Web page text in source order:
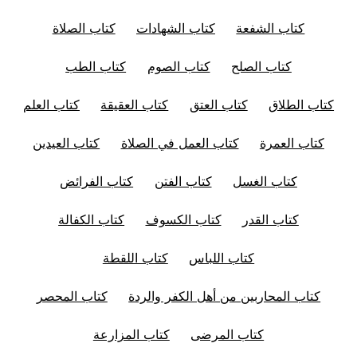
كتاب الشفعة كتاب الشهادات كتاب الصلاة
كتاب الصلح كتاب الصوم كتاب الطب
كتاب الطلاق كتاب العتق كتاب العقيقة كتاب العلم
كتاب العمرة كتاب العمل في الصلاة كتاب العيدين
كتاب الغسل كتاب الفتن كتاب الفرائض
كتاب القدر كتاب الكسوف كتاب الكفالة
كتاب اللباس كتاب اللقطة
كتاب المحاربين من أهل الكفر والردة كتاب المحصر
كتاب المرضى كتاب المزارعة